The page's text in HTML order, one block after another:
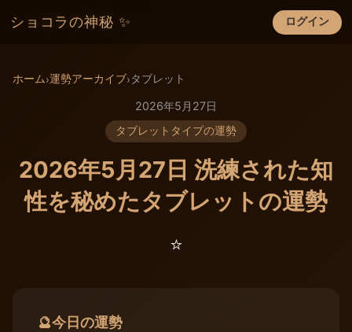
ショコラの神秘 ✨ ログイン
×
ホーム›運勢アーカイブ›タブレット
2026年5月27日
タブレットタイプの運勢
2026年5月27日 洗練された知
性を秘めたタブレットの運勢
⭐️
🔮今日の運勢